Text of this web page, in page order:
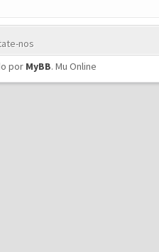
nos
por MyBB. Mu Online